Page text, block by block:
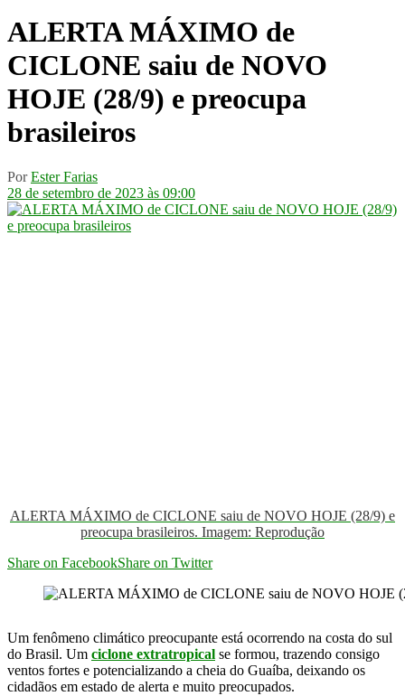
ALERTA MÁXIMO de
CICLONE saiu de NOVO
HOJE (28/9) e preocupa
brasileiros
Por Ester Farias
28 de setembro de 2023 às 09:00
ALERTA MÁXIMO de CICLONE saiu de NOVO HOJE (28/9) e
preocupa brasileiros. Imagem: Reprodução
Share on FacebookShare on Twitter
Um fenômeno climático preocupante está ocorrendo na costa do sul
do Brasil. Um ciclone extratropical se formou, trazendo consigo
ventos fortes e potencializando a cheia do Guaíba, deixando os
cidadãos em estado de alerta e muito preocupados.